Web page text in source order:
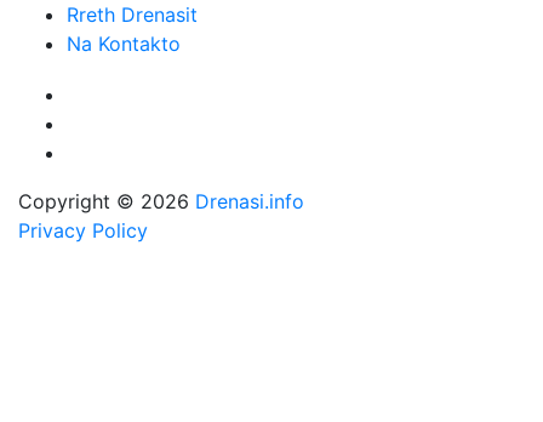
Rreth Drenasit
Na Kontakto
Copyright © 2026 Drenasi.info
Privacy Policy